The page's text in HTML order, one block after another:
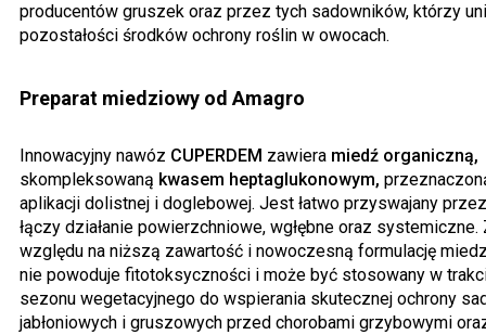
producentów gruszek oraz przez tych sadowników, którzy
pozostałości środków ochrony roślin w owocach.
Preparat miedziowy od Amagro
Innowacyjny nawóz CUPERDEM zawiera miedź organiczną,
skompleksowaną kwasem heptaglukonowym,
aplikacji dolistnej i doglebowej. Jest łatwo przyswajany
łączy działanie powierzchniowe, wgłębne oraz systemiczne.
względu na niższą zawartość i nowoczesną formulację
nie powoduje fitotoksyczności i może być stosowany w
sezonu wegetacyjnego do wspierania skutecznej ochrony
jabłoniowych i gruszowych przed chorobami grzybowymi